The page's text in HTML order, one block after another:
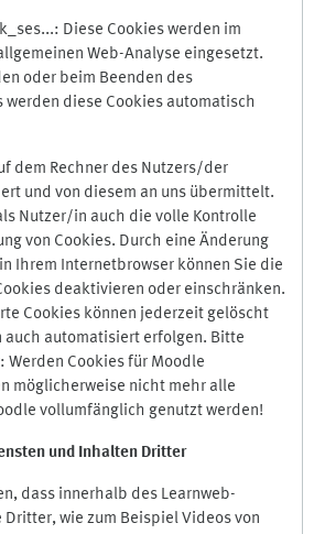
Diese Cookies werden im
Web-Analyse eingesetzt.
oder beim Beenden des
werden diese Cookies automatisch
dem Rechner des Nutzers/der
und von diesem an uns übermittelt.
Nutzer/in auch die volle Kontrolle
von Cookies. Durch eine Änderung
Ihrem Internetbrowser können Sie die
deaktivieren oder einschränken.
Cookies können jederzeit gelöscht
auch automatisiert erfolgen. Bitte
Werden Cookies für Moodle
möglicherweise nicht mehr alle
vollumfänglich genutzt werden!
und Inhalten Dritter
dass innerhalb des Learnweb-
wie zum Beispiel Videos von